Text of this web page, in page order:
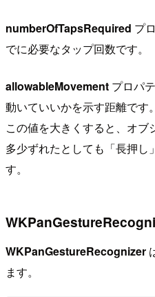
numberOfTapsRequired プ
でに必要なタップ回数です。
allowableMovement プロパ
動いていいかを示す距離です。
この値を大きくすると、オ
多少ずれたとしても「長押し
す。
WKPanGestureRecognizer
ます。